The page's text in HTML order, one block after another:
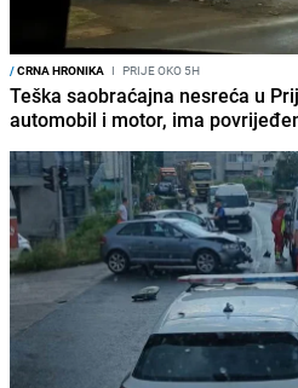
/CRNA HRONIKA I PRIJE OKO 5H
Teška saobraćajna nesreća u
automobil i motor, ima